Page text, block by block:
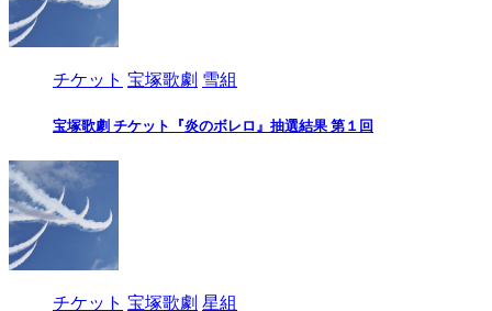
チケット 宝塚歌劇 雪組
宝塚歌劇 チケット『炎のボレロ』抽選結果 第１回
チケット 宝塚歌劇 星組